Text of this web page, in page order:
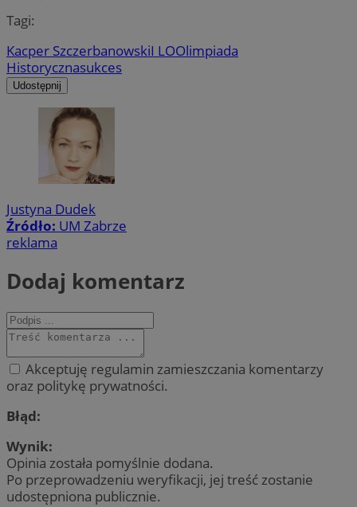
Tagi:
Kacper SzczerbanowskiI LOOlimpiada
Historycznasukces
Udostępnij
Justyna Dudek
Źródło: UM Zabrze
reklama
Dodaj komentarz
Akceptuję regulamin zamieszczania komentarzy
oraz politykę prywatności.
Błąd:
Wynik:
Opinia została pomyślnie dodana.
Po przeprowadzeniu weryfikacji, jej treść zostanie
udostępniona publicznie.